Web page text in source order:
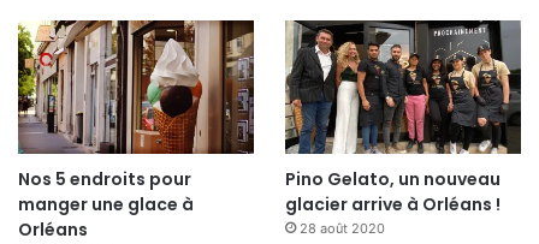
assaisonnez à votre goût, et parsemez de graines
de sésame torréfiées.
Gardez l’appétit et prenez soin de vous.
Stéphane
Nos 5 endroits pour
manger une glace à
Orléans
Pino Gelato, un nouveau
glacier arrive à Orléans !
28 août 2020